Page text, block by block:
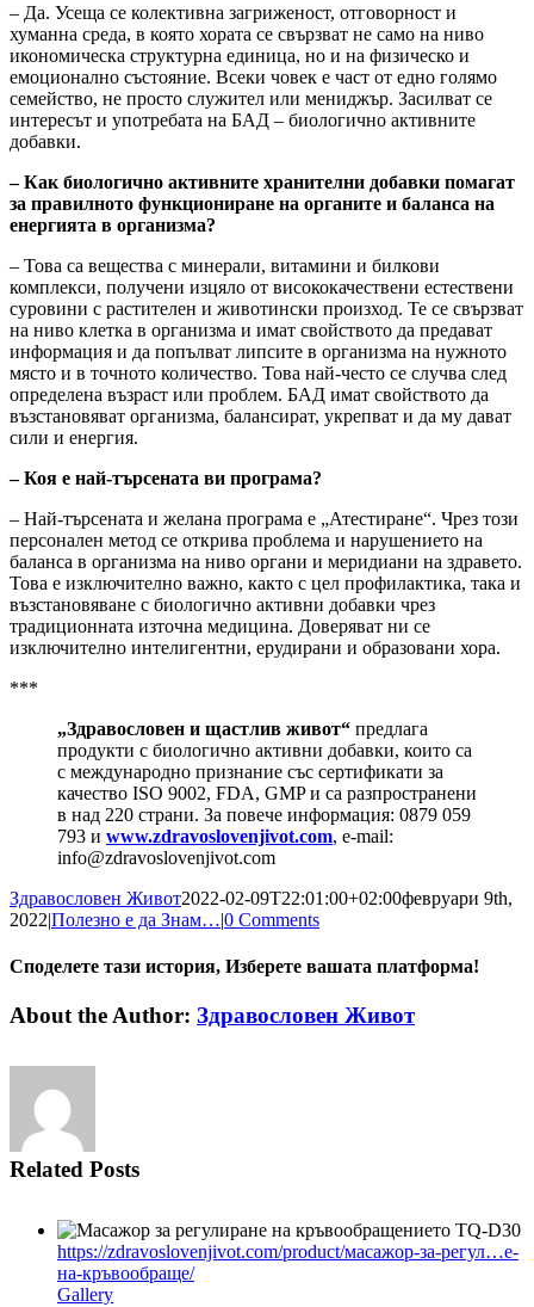
– Да. Усеща се колективна загриженост, отговорност и
хуманна среда, в която хората се свързват не само на ниво
икономическа структурна единица, но и на физическо и
емоционално състояние. Всеки човек е част от едно голямо
семейство, не просто служител или мениджър. Засилват се
интересът и употребата на БАД – биологично активните
добавки.
– Как биологично активните хранителни добавки помагат
за правилното функциониране на органите и баланса на
енергията в организма?
– Това са вещества с минерали, витамини и билкови
комплекси, получени изцяло от висококачествени естествени
суровини с растителен и животински произход. Те се свързват
на ниво клетка в организма и имат свойството да предават
информация и да попълват липсите в организма на нужното
място и в точното количество. Това най-често се случва след
определена възраст или проблем. БАД имат свойството да
възстановяват организма, балансират, укрепват и да му дават
сили и енергия.
– Коя е най-търсената ви програма?
– Най-търсената и желана програма е „Атестиране“. Чрез този
персонален метод се открива проблема и нарушението на
баланса в организма на ниво органи и меридиани на здравето.
Това е изключително важно, както с цел профилактика, така и
възстановяване с биологично активни добавки чрез
традиционната източна медицина. Доверяват ни се
изключително интелигентни, ерудирани и образовани хора.
***
„Здравословен и щастлив живот“ предлага
продукти с биологично активни добавки, които са
с международно признание със сертификати за
качество ISO 9002, FDA, GMP и са разпространени
в над 220 страни. За повече информация: 0879 059
793 и www.zdravoslovenjivot.com, e-mail:
info@zdravoslovenjivot.com
Здравословен Живот2022-02-09T22:01:00+02:00февруари 9th,
2022|Полезно е да Знам…|0 Comments
Споделете тази история, Изберете вашата платформа!
facebook
twitter
linkedin
tumblr
pinterest
Email
About the Author: Здравословен Живот
Related Posts
https://zdravoslovenjivot.com/product/масажор-за-регул…е-
на-кръвообраще/
Gallery